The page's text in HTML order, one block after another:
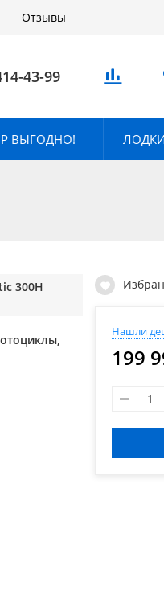
Отзывы
43-99
ВЫГОДНО! ЛОДКИ
300H
Нашли
199